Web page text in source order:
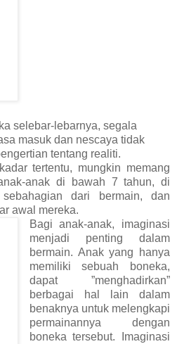
selebar-lebarnya, segala
masuk dan nescaya tidak
tentang realiti.
tertentu, mungkin memang
anak di bawah 7 tahun, di
dari bermain, dan
awal mereka.
Bagi anak-anak, imaginasi
menjadi penting dalam
bermain. Anak yang hanya
memiliki sebuah boneka,
dapat ”menghadirkan”
berbagai hal lain dalam
benaknya untuk melengkapi
permainannya dengan
boneka tersebut. Imaginasi